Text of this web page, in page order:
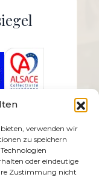
verwenden wir
zu speichern
oder eindeutige
Zustimmung nicht